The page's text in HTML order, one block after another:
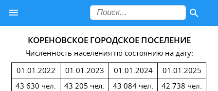
КОРЕНОВСКОЕ ГОРОДСКОЕ ПОСЕЛЕНИЕ
Численность населения по состоянию на дату:
01.01.2022
43 630 чел.
01.01.2023
43 205 чел.
01.01.2024
43 084 чел.
01.01.2025
42 738 чел.